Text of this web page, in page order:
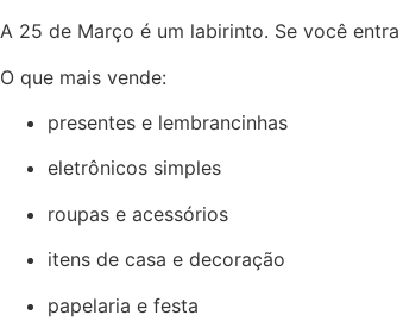
A 25 de Março é um labirinto. Se você
O que mais vende:
presentes e lembrancinhas
eletrônicos simples
roupas e acessórios
itens de casa e decoração
papelaria e festa